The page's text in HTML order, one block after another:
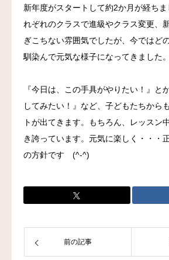
新年度がスタートして約2か月が経ち
れぞれのクラスで進級やクラス変更、
ぎこちない雰囲気でしたが、今ではど
馴染んで元気な様子になってきました。
『今日は、この手具がやりたい！』と
してみたい！』など、子どもたちから
トが出てきます。もちろん、レッスン
き誇っています。元気に楽しく・・・
の方針です (^-^)
前の記事
教室概要
よくある質問
ブログ